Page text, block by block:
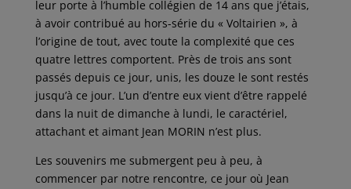
leur porte à l’humble collégien de 14 ans que j’étais,
à avoir contribué au hors-série du « Voltairien », à
l’origine de tout, avec toute la complexité que ces
quatre lettres comportent. Près de trois ans sont
passés depuis ce jour, unis, les douze le sont restés
jusqu’à ce jour. L’un d’entre eux vient d’être rappelé
dans la nuit de dimanche à lundi, le caractériel,
attachant et aimant Jean MORIN n’est plus.
Les souvenirs me submergent peu à peu, à
commencer par notre rencontre, ce jour où Jean